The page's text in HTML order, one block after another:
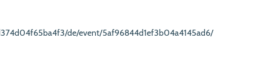
de/event/5af96844d1ef3b04a4145ad6/